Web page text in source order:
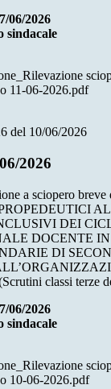
06/2026
sindacale
11-06-2026.pdf
del 10/06/2026
2026
a sciopero
DEI
DOCENTE IN
DI
classi terze
06/2026
sindacale
10-06-2026.pdf